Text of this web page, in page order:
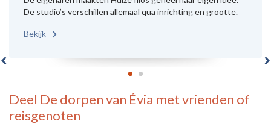
De studio’s verschillen allemaal qua inrichting en grootte.
Bekijk
Deel De dorpen van Évia met vrienden of
reisgenoten